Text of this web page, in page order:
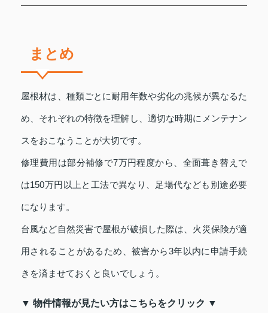
まとめ
屋根材は、種類ごとに耐用年数や劣化の兆候が異なるた
め、それぞれの特徴を理解し、適切な時期にメンテナン
スをおこなうことが大切です。
修理費用は部分補修で7万円程度から、全面葺き替えで
は150万円以上と工法で異なり、足場代なども別途必要
になります。
台風など自然災害で屋根が破損した際は、火災保険が適
用されることがあるため、被害から3年以内に申請手続
きを済ませておくと良いでしょう。
▼ 物件情報が見たい方はこちらをクリック ▼